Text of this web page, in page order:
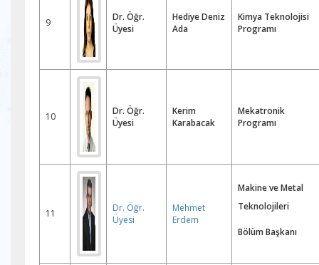
9
Dr. Öğr.
Üyesi
Hediye Deniz
Ada
Kimya Teknolojisi
Programı
10
Dr. Öğr.
Üyesi
Kerim
Karabacak
Mekatronik
Programı
11
Dr. Öğr.
Üyesi
Mehmet
Erdem
Makine ve Metal
Teknolojileri
Bölüm Başkanı